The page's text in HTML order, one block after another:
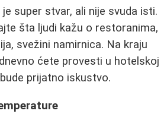
super stvar, ali nije svuda isti.
šta ljudi kažu o restoranima,
svežini namirnica. Na kraju
ćete provesti u hotelskoj
prijatno iskustvo.